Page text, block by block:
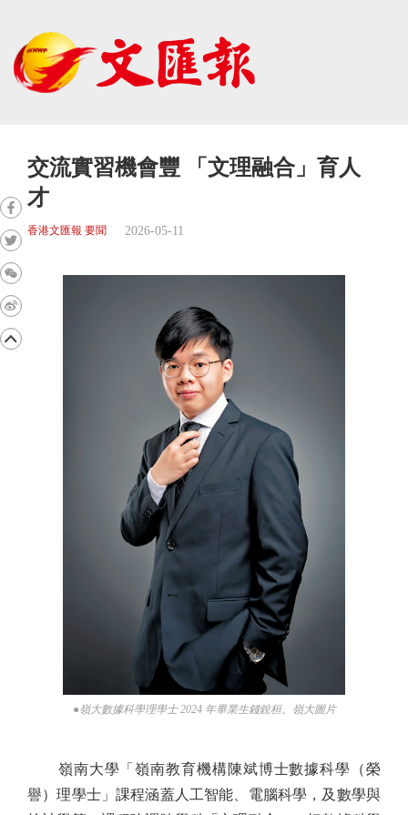
交流實習機會豐 「文理融合」育人
才
香港文匯報 要聞 2026-05-11
●嶺大數據科學理學士 2024 年畢業生錢銳桓。嶺大圖片
嶺南大學「嶺南教育機構陳斌博士數據科學（榮
譽）理學士」課程涵蓋人工智能、電腦科學，及數學與